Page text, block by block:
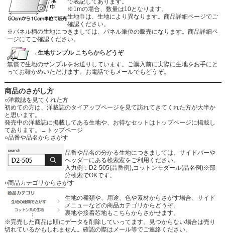
で表記してあります。
※1mの場合、数量は10となります。
生地巾は、生地により異なります。商品詳細ページでご
確認ください。
※パネル柄の生地につきましては、パネル単位の販売になります。商品詳細ペ
ージにてご確認ください。
→生地サンプル こちらからどうぞ
無償で生地のサンプルをお送りしています。ご購入前に実際に生地をお手にと
ってお確かめいただけます。お電話でもメールでもどうぞ。
商品のさがし方
○洋裁誌を見てくれた方
初めての方は、洋裁誌のタイアップページを見て訪れてきてくれた方が大半か
と思います。
発売中の洋裁誌に掲載してある生地や、お得なセットはトップページに掲載し
てあります。
→トップページ
○品番や品名からさがす
品番や品名の分かる生地につきましては、サイドバーや
ヘッダーにある検索窓をご利用ください。
入力例：D2-505(品番例),コットンモダール(品名例)※部
分検索でOKです。
○商品カテゴリからさがす
生地の種類や、用途、色や素材からさがす場合、サイド
メニューなどの商品カテゴリからどうぞ。
裏地や接着芯地もこちらからさがせます。
※完売した商品は順にデータを削除していってます。見つからない場合は売り
切れているかもしれません。確認の際はメール等でご連絡ください。